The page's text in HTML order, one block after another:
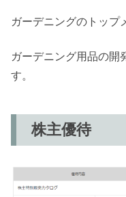
ガーデニングのトップ
ガーデニング用品の開
す。
株主優待